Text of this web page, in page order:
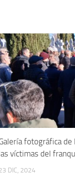
fotográfica
víctimas del
DIC, 2024